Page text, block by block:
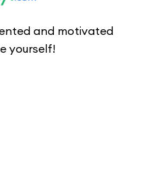
and motivated
yourself!